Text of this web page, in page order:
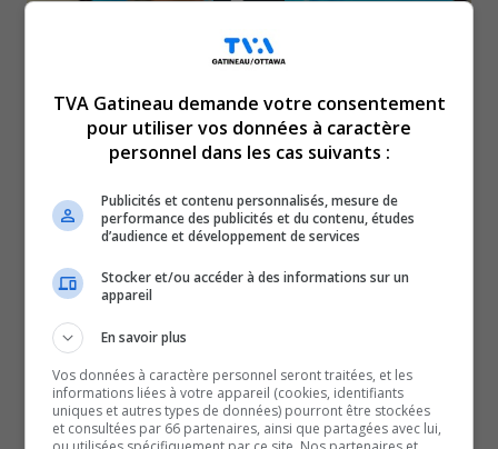
aborde le chantier du futur hôpital de Gatineau,
d’œuvre, les délais des chirurgies et d’attente,
la nouvelle plateforme Votre santé ainsi que les
ressources en santé mentales offertes dans la
région.
À regarder :Première entrevue avec Geneviève Biron,
TVA Gatineau demande votre consentement
pour utiliser vos données à caractère
personnel dans les cas suivants :
Publicités et contenu personnalisés, mesure de
performance des publicités et du contenu, études
d’audience et développement de services
Stocker et/ou accéder à des informations sur un
appareil
En savoir plus
Vos données à caractère personnel seront traitées, et les
informations liées à votre appareil (cookies, identifiants
uniques et autres types de données) pourront être stockées
et consultées par 66 partenaires, ainsi que partagées avec lui,